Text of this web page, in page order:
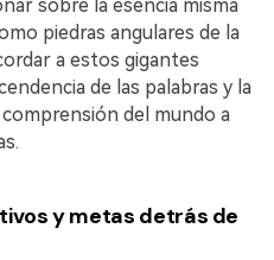
sobre la esencia misma
piedras angulares de la
a estos gigantes
de las palabras y la
del mundo a
y metas detrás de